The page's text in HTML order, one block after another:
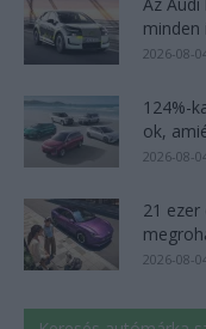
minden
2026-08-
124%-
ok,
2026-08-
21 ezer
2026-08-